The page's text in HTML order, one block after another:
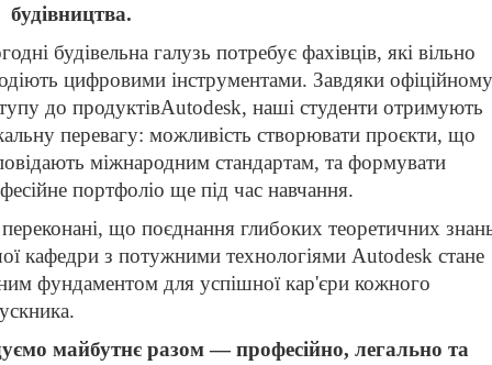
будівництва.
будівельна галузь потребує фахівців, які вільно
цифровими інструментами. Завдяки офіційному
до продуктівAutodesk, наші студенти отримують
перевагу: можливість створювати проєкти, що
міжнародним стандартам, та формувати
портфоліо ще під час навчання.
що поєднання глибоких теоретичних
кафедри з потужними технологіями Autodesk стане
фундаментом для успішної кар'єри кожного
майбутнє разом — професійно, легально та